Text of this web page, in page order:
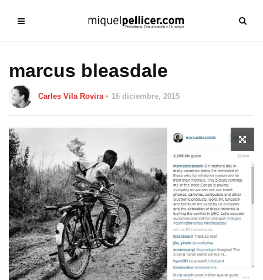
marcus bleasdale
Carles Vila Rovira 16 diciembre, 2015